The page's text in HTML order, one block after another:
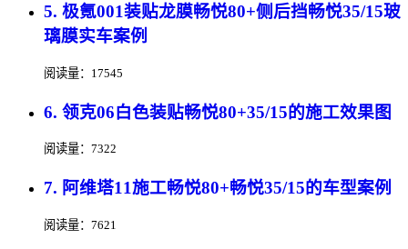
5. 极氪001装贴龙膜畅悦80+侧后挡畅悦35/15玻
璃膜实车案例
阅读量：17545
6. 领克06白色装贴畅悦80+35/15的施工效果图
阅读量：7322
7. 阿维塔11施工畅悦80+畅悦35/15的车型案例
阅读量：7621